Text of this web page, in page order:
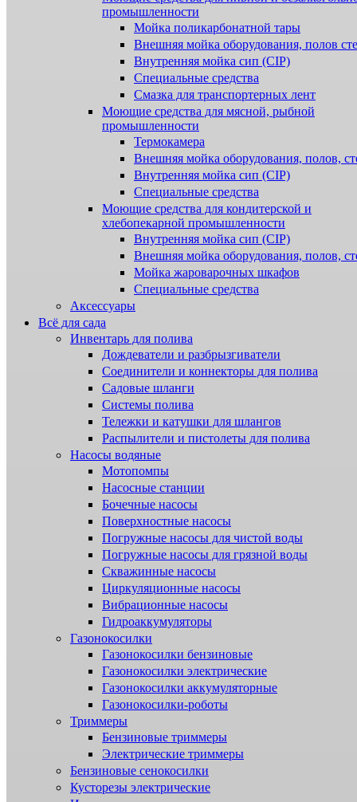
промышленности
Мойка поликарбонатной тары
Внешняя мойка оборудования, полов
Внутренняя мойка сип (CIP)
Специальные средства
Смазка для транспортерных лент
Моющие средства для мясной, рыбной
промышленности
Термокамера
Внешняя мойка оборудования, полов,
Внутренняя мойка сип (CIP)
Специальные средства
Моющие средства для кондитерской и
хлебопекарной промышленности
Внутренняя мойка сип (CIP)
Внешняя мойка оборудования, полов,
Мойка жароварочных шкафов
Специальные средства
Аксессуары
Всё для сада
Инвентарь для полива
Дождеватели и разбрызгиватели
Соединители и коннекторы для полива
Садовые шланги
Системы полива
Тележки и катушки для шлангов
Распылители и пистолеты для полива
Насосы водяные
Мотопомпы
Насосные станции
Бочечные насосы
Поверхностные насосы
Погружные насосы для чистой воды
Погружные насосы для грязной воды
Скважинные насосы
Циркуляционные насосы
Вибрационные насосы
Гидроаккумуляторы
Газонокосилки
Газонокосилки бензиновые
Газонокосилки электрические
Газонокосилки аккумуляторные
Газонокосилки-роботы
Триммеры
Бензиновые триммеры
Электрические триммеры
Бензиновые сенокосилки
Кусторезы электрические